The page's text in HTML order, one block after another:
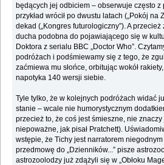
będących jej odbiciem – obserwuje często
przykład wrócił po dwustu latach („Pokój na
dekad („Kongres futurologiczny”). A
ducha podobna do pojawiającego się w
Doktora z serialu BBC „Doctor Who”.
podróżach i podśmiewamy się z tego, że
zaćmiewa mu słońce, orbitując wokół
napotyka 140 wersji siebie.
Tyle tylko, że w kolejnych podróżach widać
stanie – wcale nie humorystycznym
przecież to, że coś jest śmieszne, nie
niepoważne, jak pisał Pratchett).
wstępie, że Tichy jest narratorem
przedmowę do „Dzienników...” pisze
astrozoolodzy już zdążyli się w „Obłoku